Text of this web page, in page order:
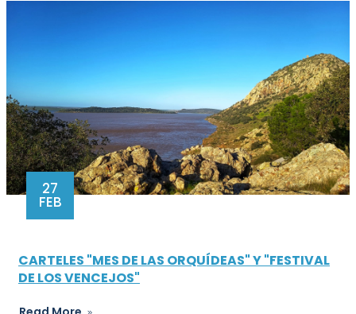
27
FEB
CARTELES "MES DE LAS ORQUÍDEAS" Y "FESTIVAL
DE LOS VENCEJOS"